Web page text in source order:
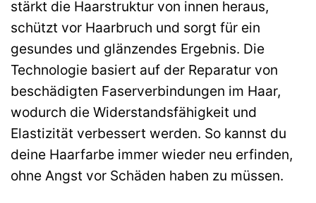
stärkt die Haarstruktur von innen heraus,
schützt vor Haarbruch und sorgt für ein
gesundes und glänzendes Ergebnis. Die
Technologie basiert auf der Reparatur von
beschädigten Faserverbindungen im Haar,
wodurch die Widerstandsfähigkeit und
Elastizität verbessert werden. So kannst du
deine Haarfarbe immer wieder neu erfinden,
ohne Angst vor Schäden haben zu müssen.